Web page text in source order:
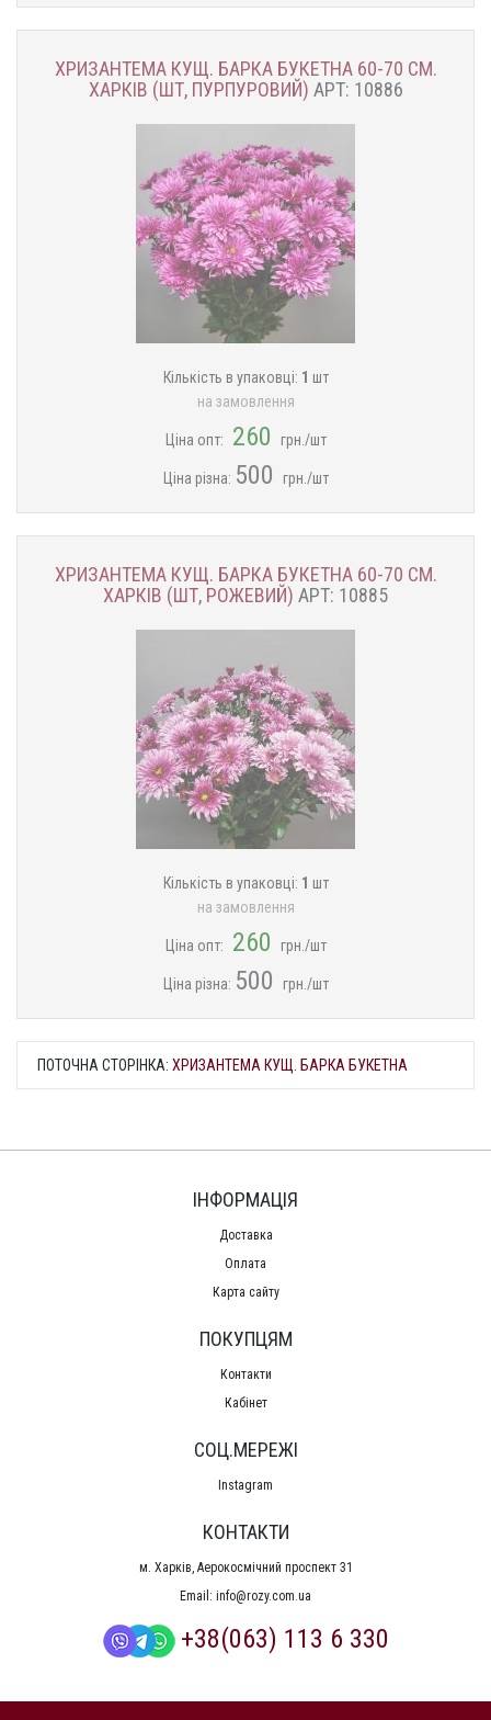
ХРИЗАНТЕМА КУЩ. БАРКА БУКЕТНА 60-70 СМ.
ХАРКІВ (ШТ, ПУРПУРОВИЙ) АРТ: 10886
Кількість в упаковці: 1 шт
на замовлення
Ціна опт: 260 грн./шт
Ціна різна: 500 грн./шт
ХРИЗАНТЕМА КУЩ. БАРКА БУКЕТНА 60-70 СМ.
ХАРКІВ (ШТ, РОЖЕВИЙ) АРТ: 10885
Кількість в упаковці: 1 шт
на замовлення
Ціна опт: 260 грн./шт
Ціна різна: 500 грн./шт
ПОТОЧНА СТОРІНКА: ХРИЗАНТЕМА КУЩ. БАРКА БУКЕТНА
ІНФОРМАЦІЯ
Доставка
Оплата
Карта сайту
ПОКУПЦЯМ
Контакти
Кабінет
СОЦ.МЕРЕЖІ
Instagram
КОНТАКТИ
м. Харків, Аерокосмічний проспект 31
Email: info@rozy.com.ua
+38(063) 113 6 330